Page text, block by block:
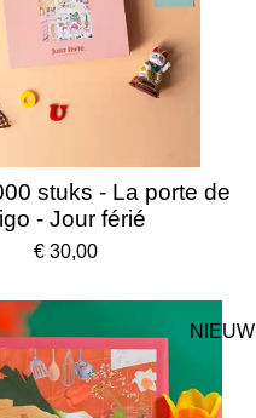
stuks - La porte de
- Jour férié
€ 30,00
NIEUW